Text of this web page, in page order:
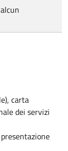
carta
dei servizi